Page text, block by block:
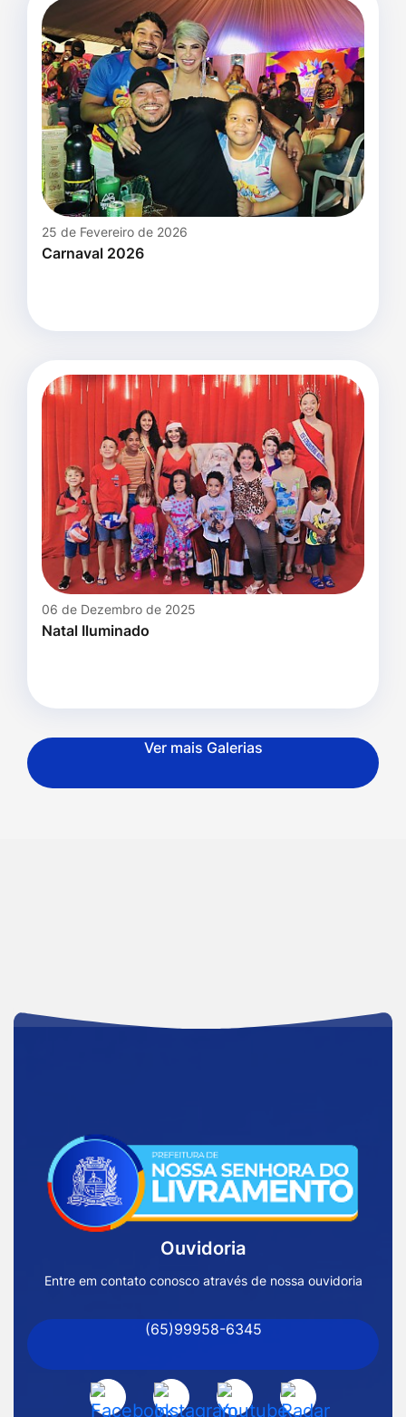
25 de Fevereiro de 2026
Carnaval 2026
06 de Dezembro de 2025
Natal Iluminado
Ver mais Galerias
Acessar
Página
Inicial
de
Senhora
do
LivramentoAcessarAcessarAcessarAcessar
Ouvidoria
Entre em contato conosco através de nossa ouvidoria
(65)99958-6345